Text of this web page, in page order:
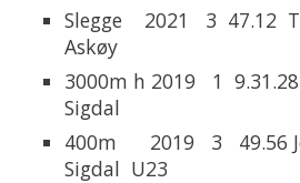
Slegge 2021 3 47.12
Askøy
3000m h 2019 1
Sigdal
400m 2019 3 49.56
Sigdal U23